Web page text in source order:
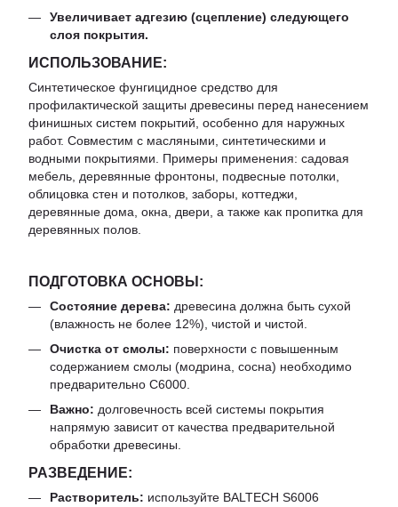
Увеличивает адгезию (сцепление) следующего
слоя покрытия.
ИСПОЛЬЗОВАНИЕ:
Синтетическое фунгицидное средство для
профилактической защиты древесины перед нанесением
финишных систем покрытий, особенно для наружных
работ. Совместим с масляными, синтетическими и
водными покрытиями. Примеры применения: садовая
мебель, деревянные фронтоны, подвесные потолки,
облицовка стен и потолков, заборы, коттеджи,
деревянные дома, окна, двери, а также как пропитка для
деревянных полов.
ПОДГОТОВКА ОСНОВЫ:
Состояние дерева: древесина должна быть сухой
(влажность не более 12%), чистой и чистой.
Очистка от смолы: поверхности с повышенным
содержанием смолы (модрина, сосна) необходимо
предварительно C6000.
Важно: долговечность всей системы покрытия
напрямую зависит от качества предварительной
обработки древесины.
РАЗВЕДЕНИЕ:
Растворитель: используйте BALTECH S6006